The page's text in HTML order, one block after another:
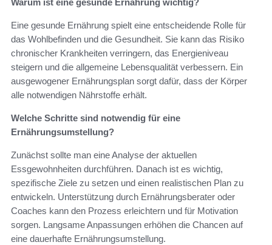
Warum ist eine gesunde Ernährung wichtig?
Eine gesunde Ernährung spielt eine entscheidende Rolle für
das Wohlbefinden und die Gesundheit. Sie kann das Risiko
chronischer Krankheiten verringern, das Energieniveau
steigern und die allgemeine Lebensqualität verbessern. Ein
ausgewogener Ernährungsplan sorgt dafür, dass der Körper
alle notwendigen Nährstoffe erhält.
Welche Schritte sind notwendig für eine
Ernährungsumstellung?
Zunächst sollte man eine Analyse der aktuellen
Essgewohnheiten durchführen. Danach ist es wichtig,
spezifische Ziele zu setzen und einen realistischen Plan zu
entwickeln. Unterstützung durch Ernährungsberater oder
Coaches kann den Prozess erleichtern und für Motivation
sorgen. Langsame Anpassungen erhöhen die Chancen auf
eine dauerhafte Ernährungsumstellung.